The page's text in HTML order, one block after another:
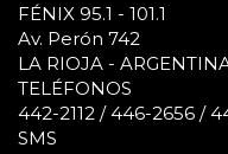
FÉNIX 95.1 - 101.1
Av. Perón 742
LA RIOJA -
TELÉFONOS
442-2112 / 446-2656 /
SMS